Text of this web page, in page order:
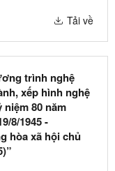
Tải về
trình nghệ
xếp hình nghệ
80 năm
8/1945 -
hòa xã hội chủ